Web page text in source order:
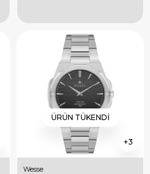
3
ÜRÜN TÜKENDI
Wesse